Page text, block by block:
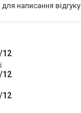
для написання відгуку
12
12
12